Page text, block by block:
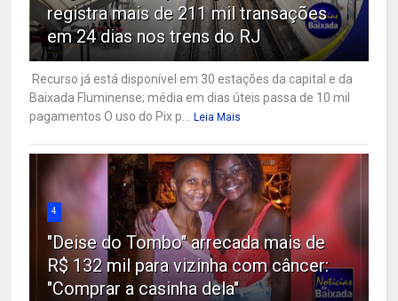
registra mais de 211 mil transações
em 24 dias nos trens do RJ
Recurso já está disponível em 30 estações da capital e da
Baixada Fluminense; média em dias úteis passa de 10 mil
pagamentos O uso do Pix p...
Leia Mais
4
"Deise do Tombo" arrecada mais de
R$ 132 mil para vizinha com câncer:
"Comprar a casinha dela"